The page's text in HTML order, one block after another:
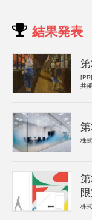
結果発表
[PR]
共
株
株